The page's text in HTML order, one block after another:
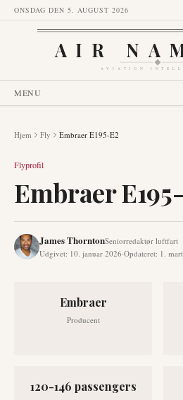
ONSDAG DEN 5. AUGUST 2026
AIR
AVIATION
MENU
Hjem Fly Embraer E195-E2
Flyprofil
Embraer
James ThorntonSeniorredaktør luftfart
Udgivet: 10. januar 2026·Opdateret: 1.
Embraer
Producent
120-146 passengers